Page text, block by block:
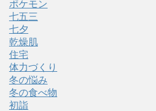
ポケモン
七五三
七夕
乾燥肌
住宅
体力づくり
冬の悩み
冬の食べ物
初詣